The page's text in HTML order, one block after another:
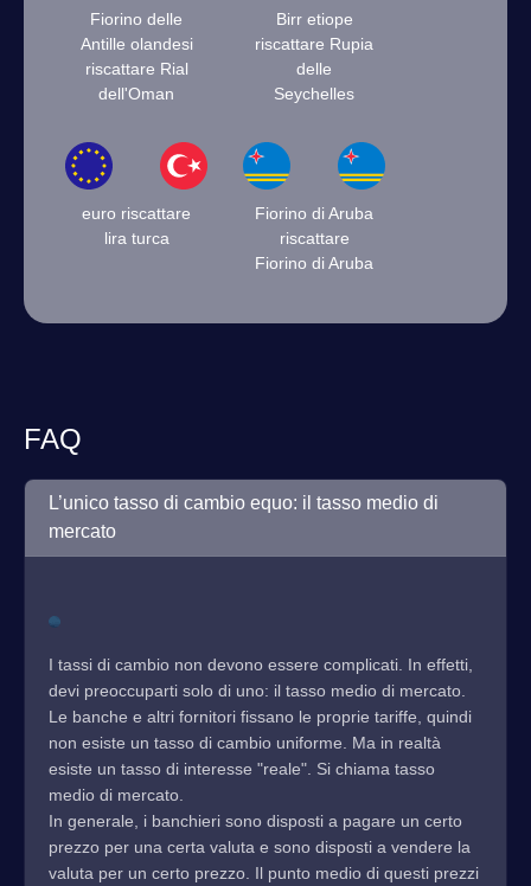
Fiorino delle
Antille olandesi
riscattare Rial
dell'Oman
Birr etiope
riscattare Rupia
delle
Seychelles
euro riscattare
lira turca
Fiorino di Aruba
riscattare
Fiorino di Aruba
FAQ
L’unico tasso di cambio equo: il tasso medio di
mercato
I tassi di cambio non devono essere complicati. In effetti,
devi preoccuparti solo di uno: il tasso medio di mercato.
Le banche e altri fornitori fissano le proprie tariffe, quindi
non esiste un tasso di cambio uniforme. Ma in realtà
esiste un tasso di interesse "reale". Si chiama tasso
medio di mercato.
In generale, i banchieri sono disposti a pagare un certo
prezzo per una certa valuta e sono disposti a vendere la
valuta per un certo prezzo. Il punto medio di questi prezzi